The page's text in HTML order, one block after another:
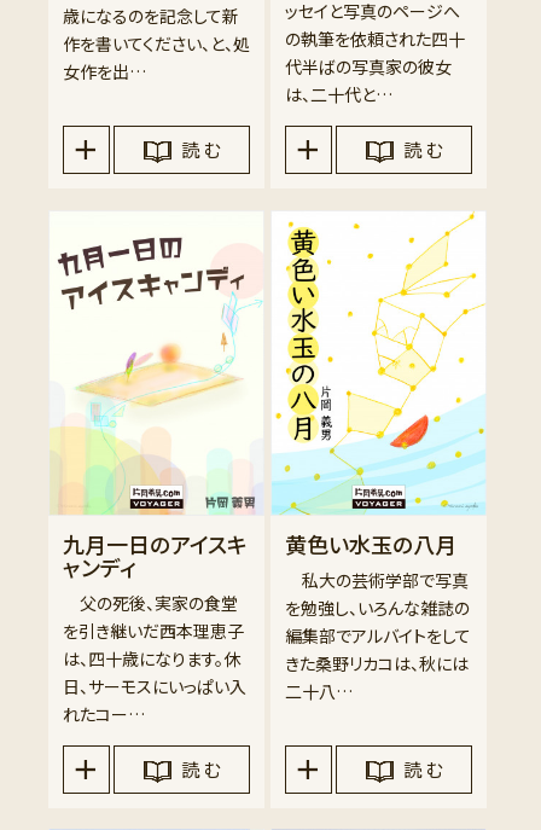
歳になるのを記念して新
作を書いてください、と、処
女作を出…
読 む
ッセイと写真のページへ
の執筆を依頼された四十
代半ばの写真家の彼女
は、二十代と…
読 む
九月一日のアイスキ
ャンディ
父の死後、実家の食堂
を引き継いだ西本理恵子
は、四十歳になります。休
日、サーモスにいっぱい入
れたコー…
読 む
黄色い水玉の八月
私大の芸術学部で写真
を勉強し、いろんな雑誌の
編集部でアルバイトをして
きた桑野リカコは、秋には
二十八…
読 む